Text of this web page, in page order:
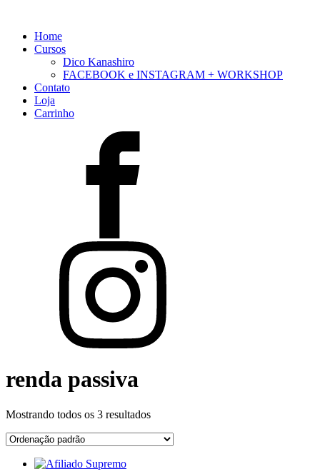
Home
Cursos
Dico Kanashiro
FACEBOOK e INSTAGRAM + WORKSHOP
Contato
Loja
Carrinho
renda passiva
Mostrando todos os 3 resultados